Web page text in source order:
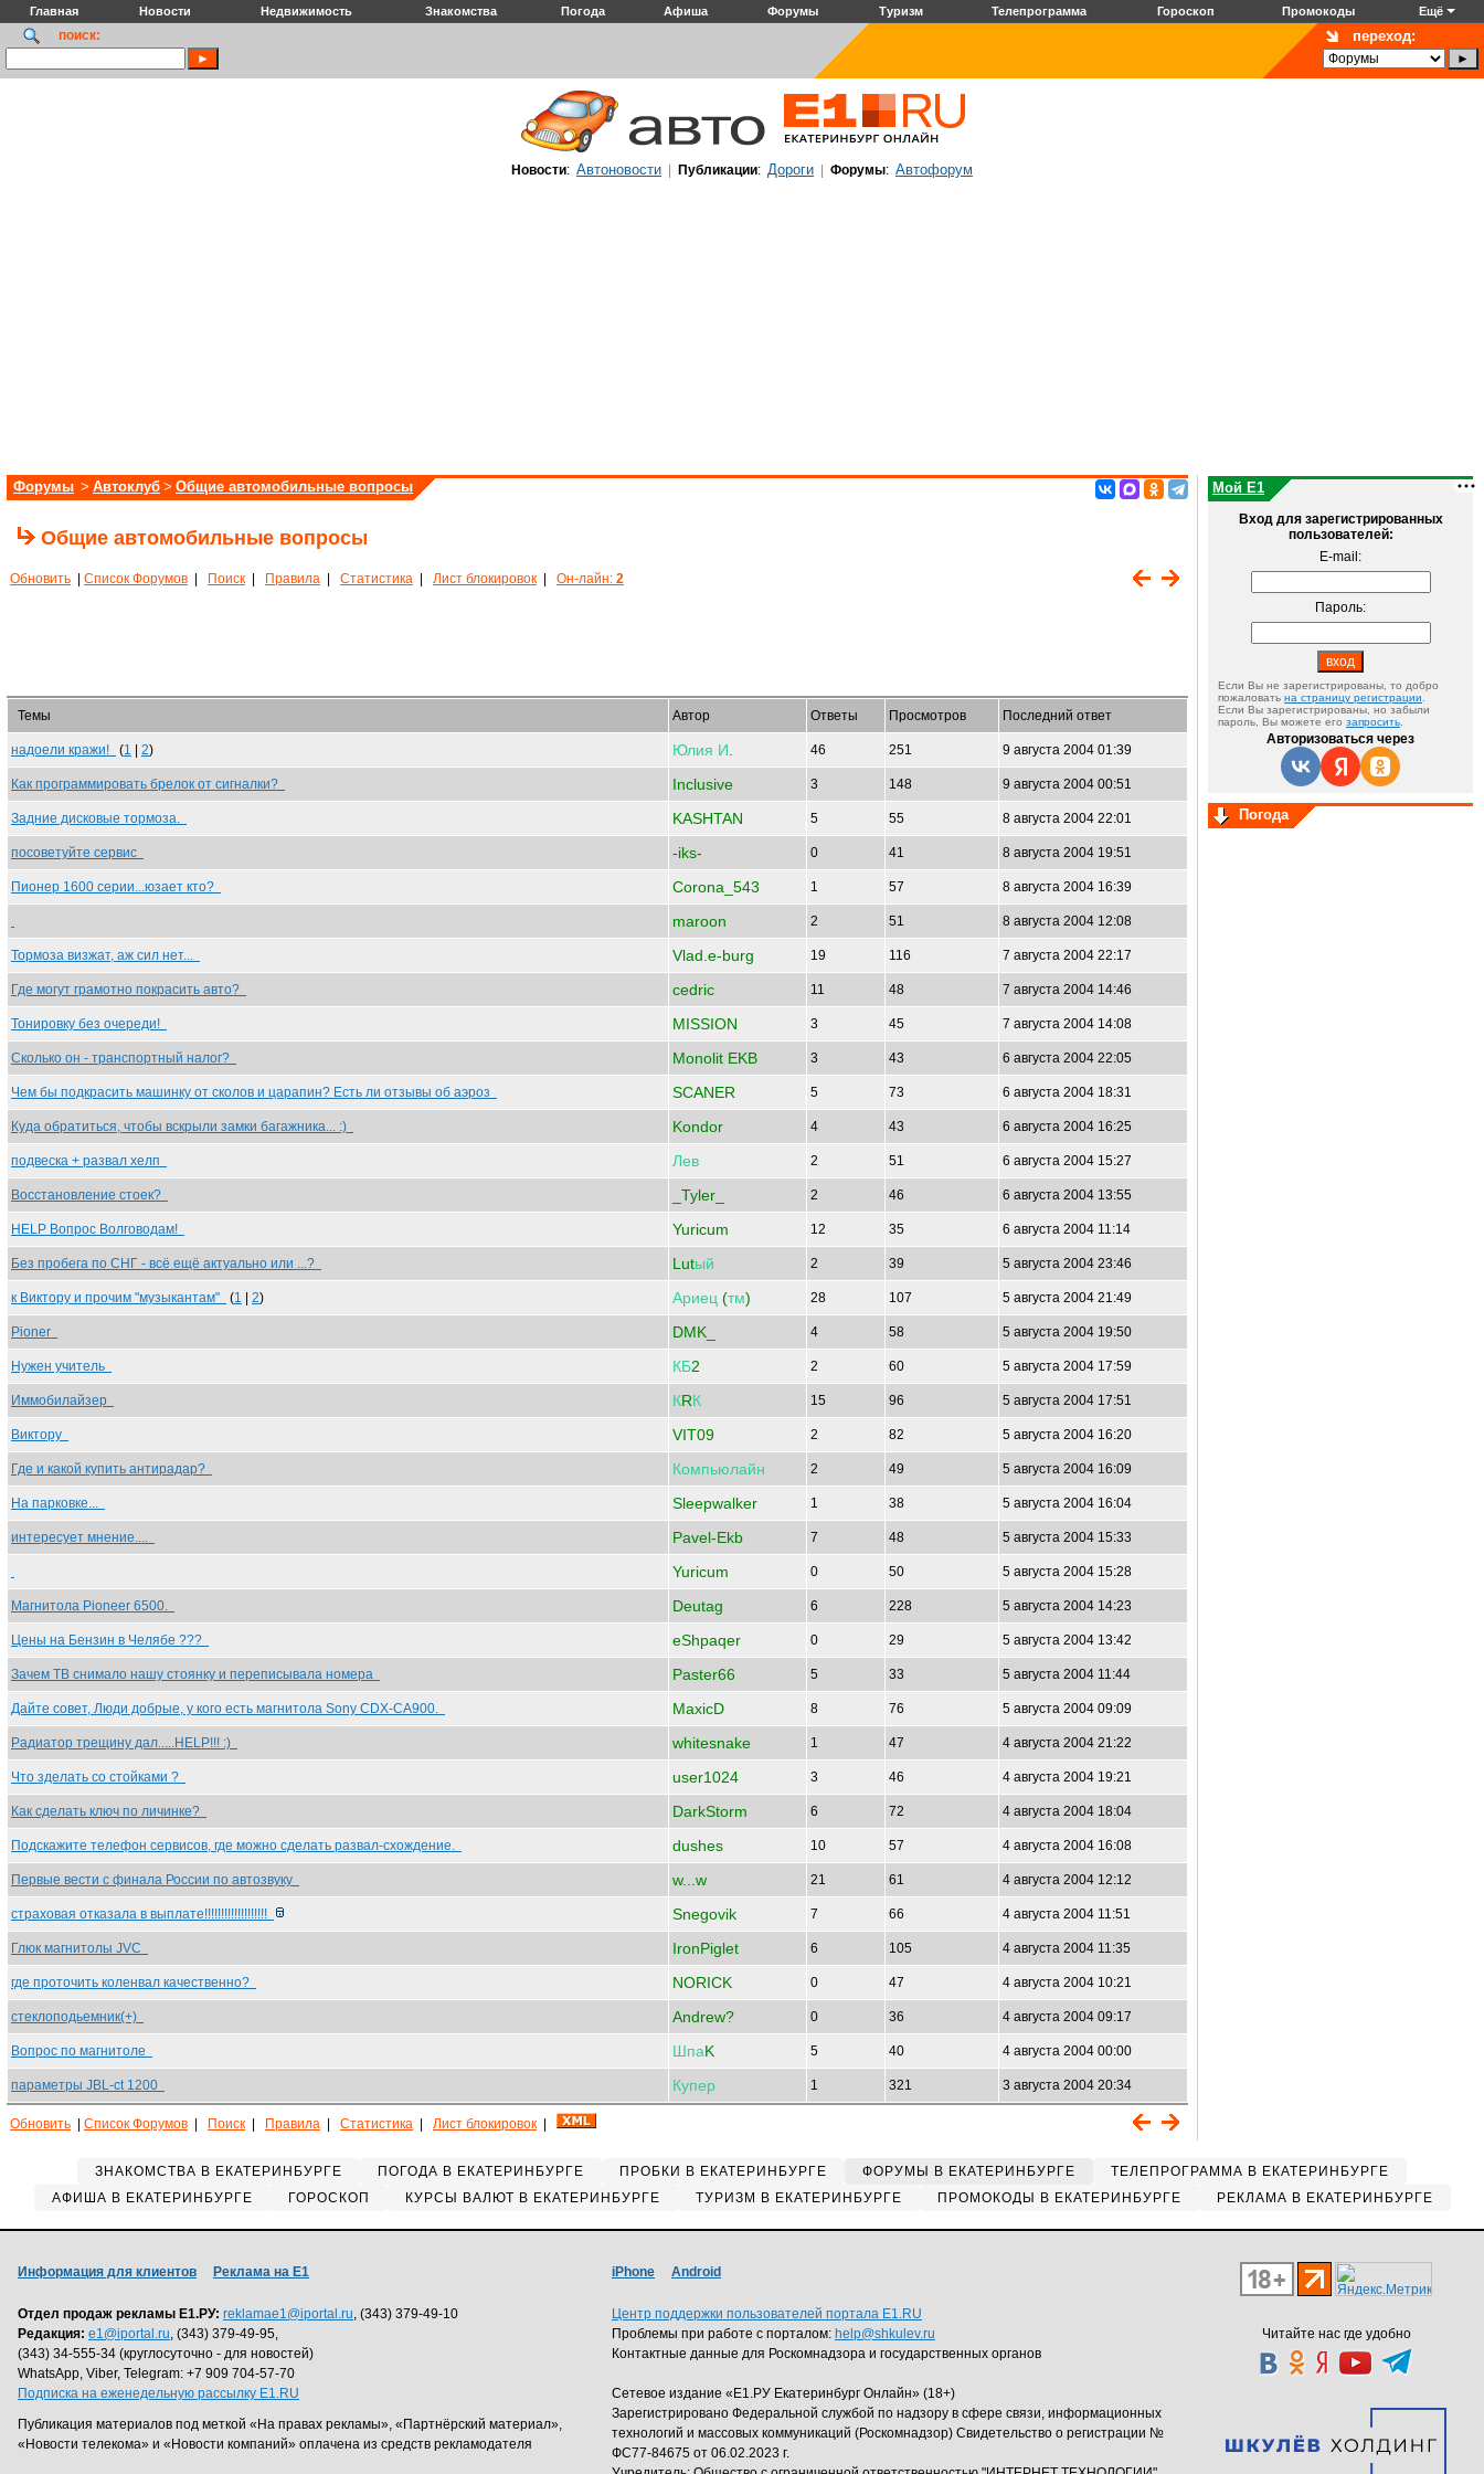
Главная Новости Недвижимость Знакомства Погода Афиша Форумы Туризм Телепрограмма Гороскоп Промокоды Ещё
поиск: переход:
Новости: Автоновости Публикации: Дороги Форумы: Автофорум
Форумы > Автоклуб > Общие автомобильные вопросы
Общие автомобильные вопросы
Обновить Список Форумов Поиск Правила Статистика Лист блокировок Он-лайн: 2
Темы Автор Ответы Просмотров Последний ответ
надоели кражи! (1 2) Юлия И 46 251 9 августа 2004 01:39
Как программировать брелок от сигналки? Inclusive 3 148 9 августа 2004 00:51
Задние дисковые тормоза. KASHTAN 5 55 8 августа 2004 22:01
посоветуйте сервис -iks- 0 41 8 августа 2004 19:51
Пионер 1600 серии...юзает кто? Corona_543 1 57 8 августа 2004 16:39
maroon 2 51 8 августа 2004 12:08
Тормоза визжат, аж сил нет... Vlad.e-burg 19 116 7 августа 2004 22:17
Где могут грамотно покрасить авто? cedric 11 48 7 августа 2004 14:46
Тонировку без очереди! MISSION 3 45 7 августа 2004 14:08
Сколько он - транспортный налог? Monolit EKB 3 43 6 августа 2004 22:05
Чем бы подкрасить машинку от сколов и царапин? Есть ли отзывы об аэроз SCANER 5 73 6 августа 2004 18:31
Куда обратиться, чтобы вскрыли замки багажника... :) Kondor 4 43 6 августа 2004 16:25
подвеска + развал хелп Лев 2 51 6 августа 2004 15:27
Восстановление стоек? _Tyler_ 2 46 6 августа 2004 13:55
HELP Вопрос Волговодам! Yuricum 12 35 6 августа 2004 11:14
Без пробега по СНГ - всё ещё актуально или ...? Lutый 2 39 5 августа 2004 23:46
к Виктору и прочим "музыкантам" (1 2) Ариец (тм) 28 107 5 августа 2004 21:49
Pioner DMK_ 4 58 5 августа 2004 19:50
Нужен учитель КБ2 2 60 5 августа 2004 17:59
Иммобилайзер КRК 15 96 5 августа 2004 17:51
Виктору VIT09 2 82 5 августа 2004 16:20
Где и какой купить антирадар? Компьюлайн 2 49 5 августа 2004 16:09
На парковке... Sleepwalker 1 38 5 августа 2004 16:04
интересует мнение.... Pavel-Ekb 7 48 5 августа 2004 15:33
Yuricum 0 50 5 августа 2004 15:28
Магнитола Pioneer 6500. Deutag 6 228 5 августа 2004 14:23
Цены на Бензин в Челябе ??? eShpaqer 0 29 5 августа 2004 13:42
Зачем ТВ снимало нашу стоянку и переписывала номера Paster66 5 33 5 августа 2004 11:44
Дайте совет, Люди добрые, у кого есть магнитола Sony CDX-CA900. MaxicD 8 76 5 августа 2004 09:09
Радиатор трещину дал.....HELP!!! :) whitesnake 1 47 4 августа 2004 21:22
Что зделать со стойками ? user1024 3 46 4 августа 2004 19:21
Как сделать ключ по личинке? DarkStorm 6 72 4 августа 2004 18:04
Подскажите телефон сервисов, где можно сделать развал-схождение. dushes 10 57 4 августа 2004 16:08
Первые вести с финала России по автозвуку w...w 21 61 4 августа 2004 12:12
страховая отказала в выплате!!!!!!!!!!!!!!!!!!! Snegovik 7 66 4 августа 2004 11:51
Глюк магнитолы JVC IronPiglet 6 105 4 августа 2004 11:35
где проточить коленвал качественно? NORICK 0 47 4 августа 2004 10:21
стеклоподьемник(+) Andrew? 0 36 4 августа 2004 09:17
Вопрос по магнитоле ШпаK 5 40 4 августа 2004 00:00
параметры JBL-ct 1200 Купер 1 321 3 августа 2004 20:34
Обновить Список Форумов Поиск Правила Статистика Лист блокировок
Мой E1
Вход для зарегистрированных
пользователей:
E-mail:
Пароль:
Если Вы не зарегистрированы, то добро
пожаловать на страницу регистрации
Если Вы зарегистрированы, но забыли
пароль, Вы можете его запросить
Авторизоваться через
Погода
ЗНАКОМСТВА В ЕКАТЕРИНБУРГЕ ПОГОДА В ЕКАТЕРИНБУРГЕ ПРОБКИ В ЕКАТЕРИНБУРГЕ ФОРУМЫ В ЕКАТЕРИНБУРГЕ
ТЕЛЕПРОГРАММА В ЕКАТЕРИНБУРГЕ
АФИША В ЕКАТЕРИНБУРГЕ
ГОРОСКОП КУРСЫ ВАЛЮТ В ЕКАТЕРИНБУРГЕ ТУРИЗМ В ЕКАТЕРИНБУРГЕ ПРОМОКОДЫ В ЕКАТЕРИНБУРГЕ РЕКЛАМА В ЕКАТЕРИНБУРГЕ
Читайте нас где удобно
Информация для клиентов Реклама на Е1
Отдел продаж рекламы Е1.РУ: reklamae1@iportal.ru, (343) 379-49-10
Редакция: e1@iportal.ru, (343) 379-49-95,
(343) 34-555-34 (круглосуточно - для новостей)
WhatsApp, Viber, Telegram: +7 909 704-57-70
Подписка на еженедельную рассылку E1.RU
Публикация материалов под меткой «На правах рекламы», «Партнёрский материал»,
«Новости телекома» и «Новости компаний» оплачена из средств рекламодателя
iPhone Android
Центр поддержки пользователей портала E1.RU
Проблемы при работе с порталом: help@shkulev.ru
Контактные данные для Роскомнадзора и государственных органов
Сетевое издание «Е1.РУ Екатеринбург Онлайн» (18+)
Зарегистрировано Федеральной службой по надзору в сфере связи, информационных
технологий и массовых коммуникаций (Роскомнадзор) Свидетельство о регистрации №
ФС77-84675 от 06.02.2023 г.